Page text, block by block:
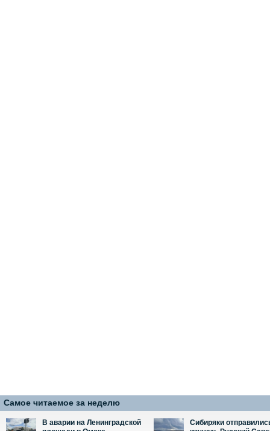
Самое читаемое за неделю
В аварии на Ленинградской
Сибиряки